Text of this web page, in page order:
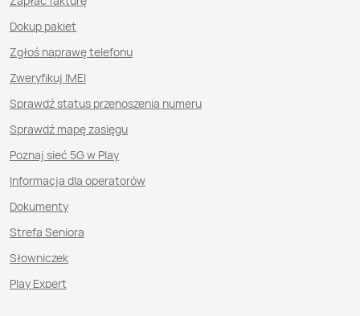
Dokup pakiet
Zgłoś naprawę telefonu
Zweryfikuj IMEI
Sprawdź status przenoszenia numeru
Sprawdź mapę zasięgu
Poznaj sieć 5G w Play
Informacja dla operatorów
Dokumenty
Strefa Seniora
Słowniczek
Play Expert